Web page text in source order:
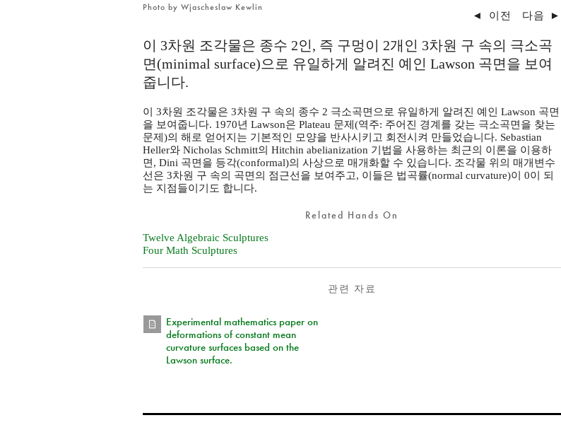
Photo by Wjascheslaw Kewlin
◄ 이전 다음 ►
이 3차원 조각물은 종수 2인, 즉 구멍이 2개인 3차원 구 속의 극소곡
면(minimal surface)으로 유일하게 알려진 예인 Lawson 곡면을 보여
줍니다.
이 3차원 조각물은 3차원 구 속의 종수 2 극소곡면으로 유일하게 알려진 예인 Lawson 곡면
을 보여줍니다. 1970년 Lawson은 Plateau 문제(역주: 주어진 경계를 갖는 극소곡면을 찾는
문제)의 해로 얻어지는 기본적인 모양을 반사시키고 회전시켜 만들었습니다. Sebastian
Heller와 Nicholas Schmitt의 Hitchin abelianization 기법을 사용하는 최근의 이론을 이용하
면, Dini 곡면을 등각(conformal)의 사상으로 매개화할 수 있습니다. 조각물 위의 매개변수
선은 3차원 구 속의 곡면의 점근선을 보여주고, 이들은 법곡률(normal curvature)이 0이 되
는 지점들이기도 합니다.
Related Hands On
Twelve Algebraic Sculptures
Four Math Sculptures
관련 자료
Experimental mathematics paper on
deformations of constant mean
curvature surfaces based on the
Lawson surface.